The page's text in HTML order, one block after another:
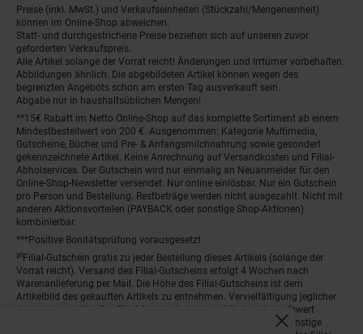
Fenster
Preise (inkl. MwSt.) und Verkaufseinheiten (Stückzahl/Mengeneinheit)
können im Online-Shop abweichen.
Statt- und durchgestrichene Preise beziehen sich auf unseren zuvor
geforderten Verkaufspreis.
Alle Artikel solange der Vorrat reicht! Änderungen und Irrtümer vorbehalten.
Abbildungen ähnlich. Die abgebildeten Artikel können wegen des
begrenzten Angebots schon am ersten Tag ausverkauft sein.
Abgabe nur in haushaltsüblichen Mengen!
**15€ Rabatt im Netto Online-Shop auf das komplette Sortiment ab einem
Mindestbestellwert von 200 €. Ausgenommen: Kategorie Multimedia,
Gutscheine, Bücher und Pre- & Anfangsmilchnahrung sowie gesondert
gekennzeichnete Artikel. Keine Anrechnung auf Versandkosten und Filial-
Abholservices. Der Gutschein wird nur einmalig an Neuanmelder für den
Online-Shop-Newsletter versendet. Nur online einlösbar. Nur ein Gutschein
pro Person und Bestellung. Restbeträge werden nicht ausgezahlt. Nicht mit
anderen Aktionsvorteilen (PAYBACK oder sonstige Shop-Aktionen)
kombinierbar.
***Positive Bonitätsprüfung vorausgesetzt
²⁰Filial-Gutschein gratis zu jeder Bestellung dieses Artikels (solange der
Vorrat reicht). Versand des Filial-Gutscheins erfolgt 4 Wochen nach
Warenanlieferung per Mail. Die Höhe des Filial-Gutscheins ist dem
Artikelbild des gekauften Artikels zu entnehmen. Vervielfältigung jeglicher
Art nicht gestattet. Der Filial-Gutschein ist ohne Mindesteinkaufswert
einlösbar. Nicht mit anderen Aktionsvorteilen (PAYBACK oder sonstige